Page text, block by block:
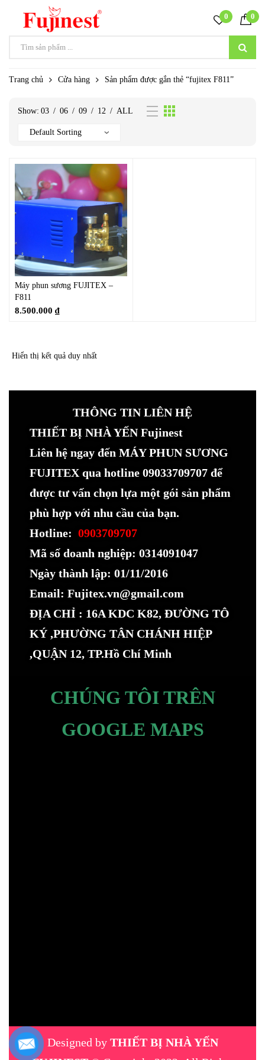
0 0
Trang chủ Cửa hàng Sản phẩm được gắn thẻ “fujitex F811”
Show: 03 / 06 / 09 / 12 / ALL
Máy phun sương FUJITEX –
F811
8.500.000 ₫
Hiển thị kết quả duy nhất
THÔNG TIN LIÊN HỆ
THIẾT BỊ NHÀ YẾN Fujinest
Liên hệ ngay đến MÁY PHUN SƯƠNG
FUJITEX qua hotline 09033709707 để
được tư vấn chọn lựa một gói sản phẩm
phù hợp với nhu cầu của bạn.
Hotline: 0903709707
Mã số doanh nghiệp: 0314091047
Ngày thành lập: 01/11/2016
Email: Fujitex.vn@gmail.com
ĐỊA CHỈ : 16A KDC K82, ĐƯỜNG TÔ
KÝ ,PHƯỜNG TÂN CHÁNH HIỆP
,QUẬN 12, TP.Hồ Chí Minh
CHÚNG TÔI TRÊN
GOOGLE MAPS
Designed by THIẾT BỊ NHÀ YẾN